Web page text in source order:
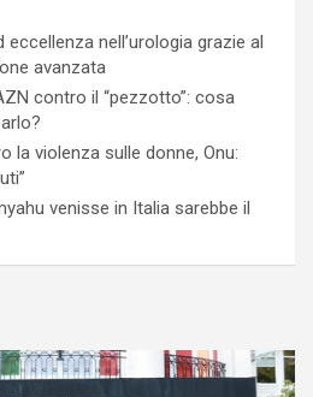
nell’urologia grazie al
avanzata
contro il “pezzotto”: cosa
la violenza sulle donne, Onu:
venisse in Italia sarebbe il